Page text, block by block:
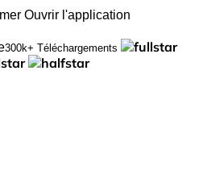
Ouvrir l'application
300k+ Téléchargements